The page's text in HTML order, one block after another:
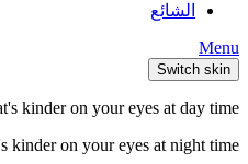
الشائع
Menu
Switch skin
kinder on your eyes at day time.
kinder on your eyes at night time.